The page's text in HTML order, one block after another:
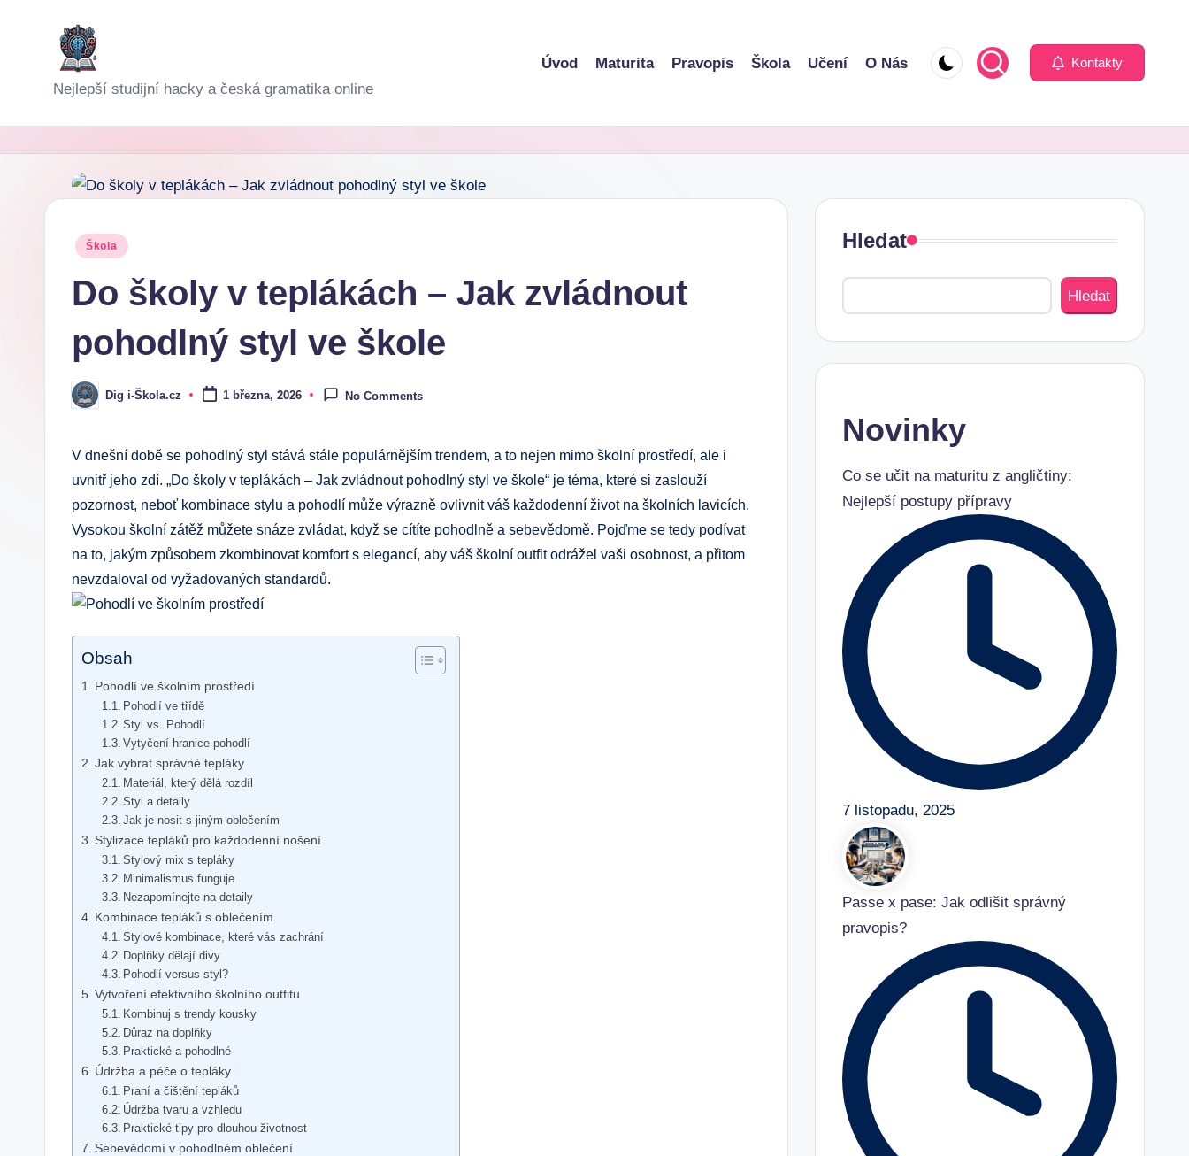
D
i
i-
Nejlepší studijní hacky a česká gramatika online
Úvod Maturita Pravopis Škola Učení O Nás Kontakty
Posted
Škola
Do školy v teplákách – Jak zvládnout
pohodlný styl ve škole
Posted
by
Dig i-Škola.cz 1 března, 2026 No Comments
V dnešní době se pohodlný styl stává stále populárnějším trendem, a to nejen mimo školní prostředí, ale i
uvnitř jeho zdí. „Do školy v teplákách – Jak zvládnout pohodlný styl ve škole“ je téma, které si zaslouží
pozornost, neboť kombinace stylu a pohodlí může výrazně ovlivnit váš každodenní život na školních lavicích.
Vysokou školní zátěž můžete snáze zvládat, když se cítíte pohodlně a sebevědomě. Pojďme se tedy podívat
na to, jakým způsobem zkombinovat komfort s elegancí, aby váš školní outfit odrážel vaši osobnost, a přitom
nevzdaloval od vyžadovaných standardů.
Obsah
Pohodlí ve školním prostředí
Pohodlí ve třídě
Styl vs. Pohodlí
Vytyčení hranice pohodlí
Jak vybrat správné tepláky
Materiál, který dělá rozdíl
Styl a detaily
Jak je nosit s jiným oblečením
Stylizace tepláků pro každodenní nošení
Stylový mix s tepláky
Minimalismus funguje
Nezapomínejte na detaily
Kombinace tepláků s oblečením
Stylové kombinace, které vás zachrání
Doplňky dělají divy
Pohodlí versus styl?
Vytvoření efektivního školního outfitu
Kombinuj s trendy kousky
Důraz na doplňky
Praktické a pohodlné
Údržba a péče o tepláky
Praní a čištění tepláků
Údržba tvaru a vzhledu
Praktické tipy pro dlouhou životnost
Sebevědomí v pohodlném oblečení
Hledat
Hledat
Novinky
Co se učit na maturitu z angličtiny:
Nejlepší postupy přípravy
7 listopadu, 2025
Passe x pase: Jak odlišit správný
pravopis?